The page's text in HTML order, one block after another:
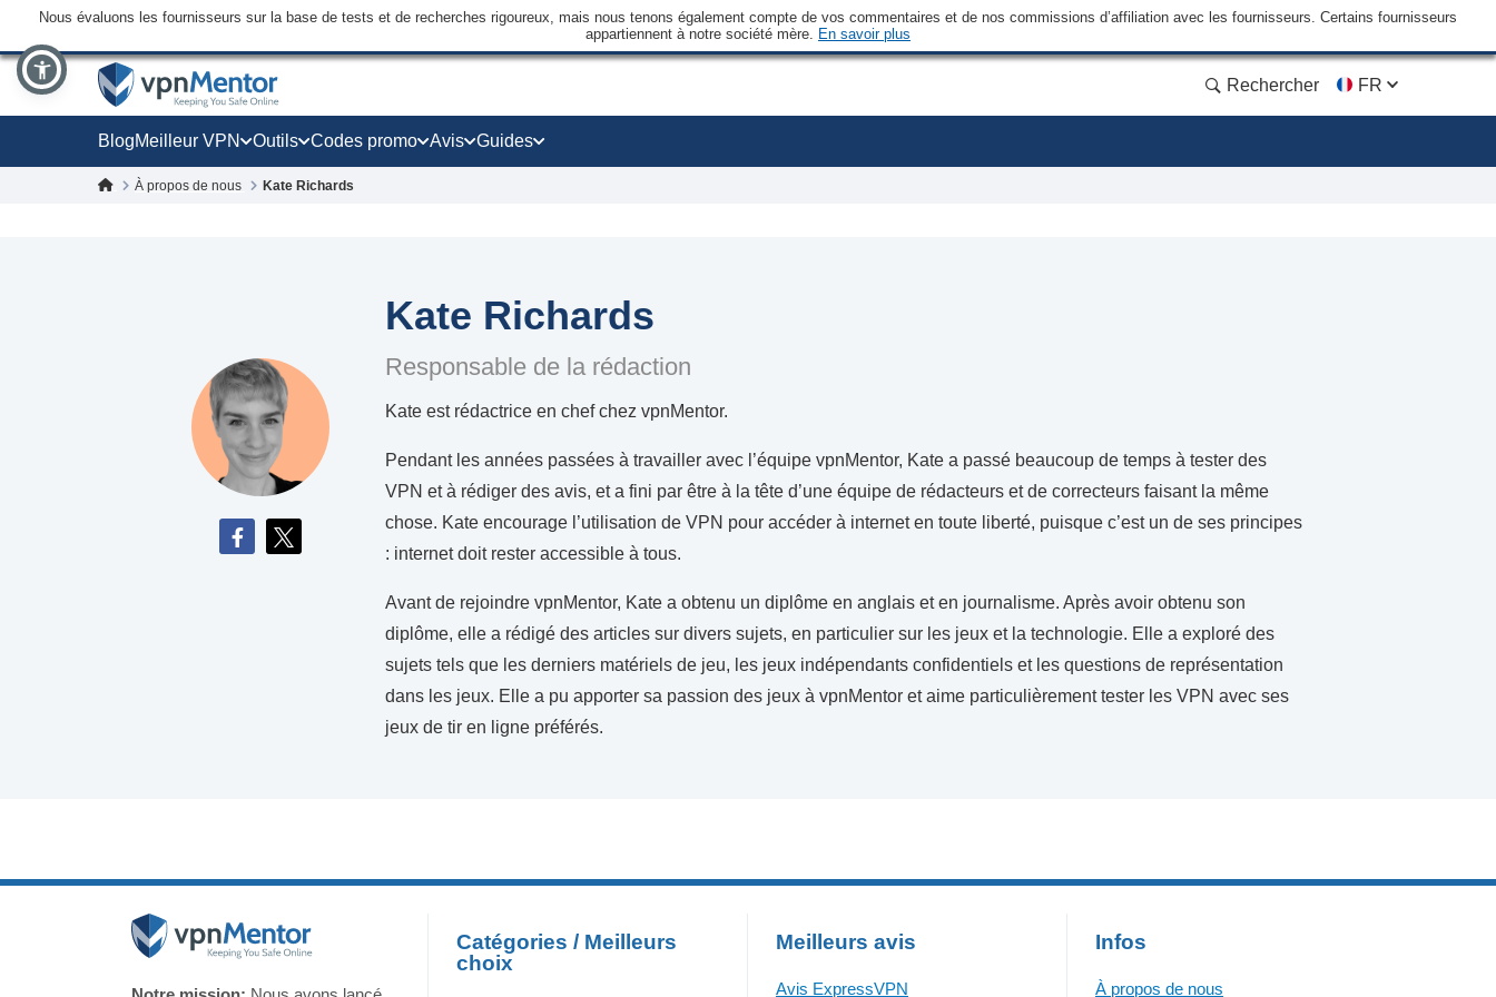
Nous évaluons les fournisseurs sur la base de tests et de recherches rigoureux, mais nous tenons également compte de vos commentaires et de nos commissions d’affiliation avec les fournisseurs. Certains fournisseurs
appartiennent à notre société mère. En savoir plus
Rechercher FR
BlogMeilleur VPN Outils Codes promo Avis Guides
À propos de nous Kate Richards
Kate Richards
Responsable de la rédaction
Kate est rédactrice en chef chez vpnMentor.
Pendant les années passées à travailler avec l’équipe vpnMentor, Kate a passé beaucoup de temps à tester des
VPN et à rédiger des avis, et a fini par être à la tête d’une équipe de rédacteurs et de correcteurs faisant la même
chose. Kate encourage l’utilisation de VPN pour accéder à internet en toute liberté, puisque c’est un de ses principes
: internet doit rester accessible à tous.
Avant de rejoindre vpnMentor, Kate a obtenu un diplôme en anglais et en journalisme. Après avoir obtenu son
diplôme, elle a rédigé des articles sur divers sujets, en particulier sur les jeux et la technologie. Elle a exploré des
sujets tels que les derniers matériels de jeu, les jeux indépendants confidentiels et les questions de représentation
dans les jeux. Elle a pu apporter sa passion des jeux à vpnMentor et aime particulièrement tester les VPN avec ses
jeux de tir en ligne préférés.
Catégories / Meilleurs
choix
Meilleurs avis
Avis ExpressVPN
Infos
À propos de nous